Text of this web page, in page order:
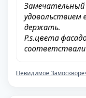
удовольствием
держать.
P.s.цвета
Невидимое